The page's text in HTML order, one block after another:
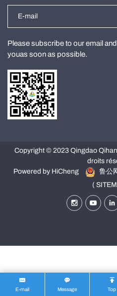
E-mail Message Top
Please subscribe to our email
youas soon as possible.
Copyright © 2023 Qingdao
droits
Powered by HiCheng
鲁公
(